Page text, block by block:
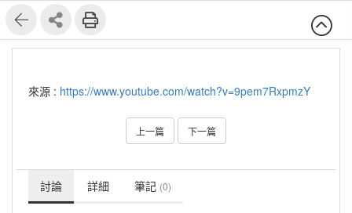
來源 : https://www.youtube.com/watch?v=9pem7RxpmzY
上一篇 下一篇
討論 詳細 筆記 (0)